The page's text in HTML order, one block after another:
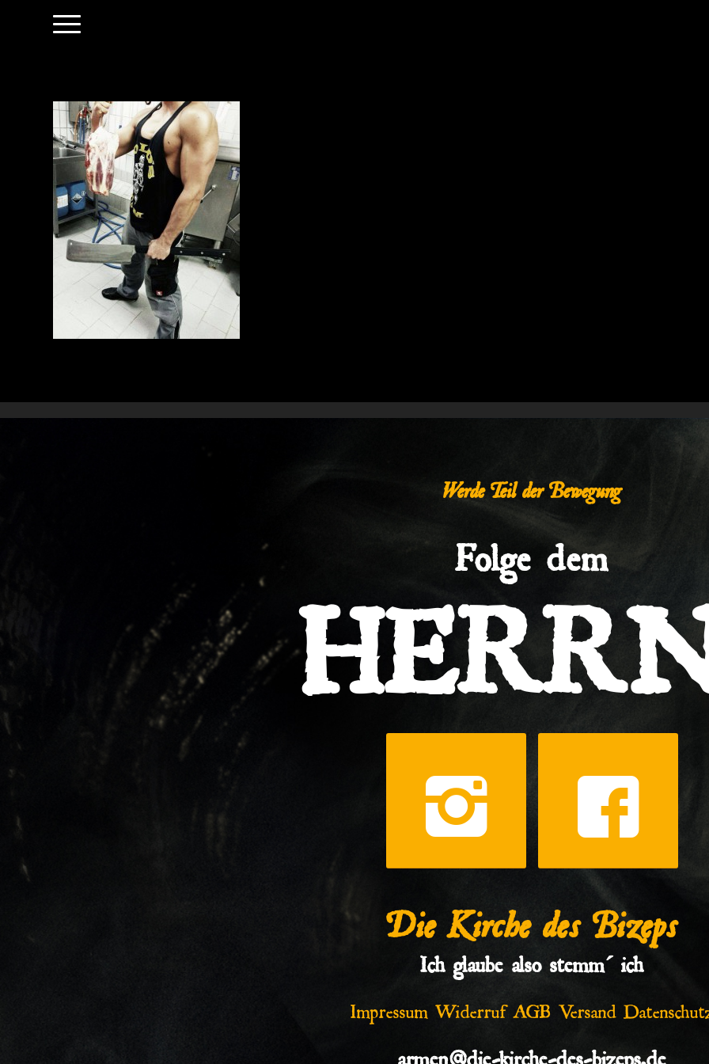
Werde Teil der Bewegung
Folge dem
Die Kirche des Bizeps
Ich glaube also stemm´ ich
Impressum Widerruf AGB Versand
armen@die-kirche-des-bizeps.de